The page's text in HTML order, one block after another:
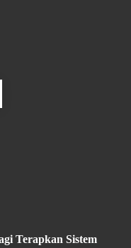
Terapkan Sistem